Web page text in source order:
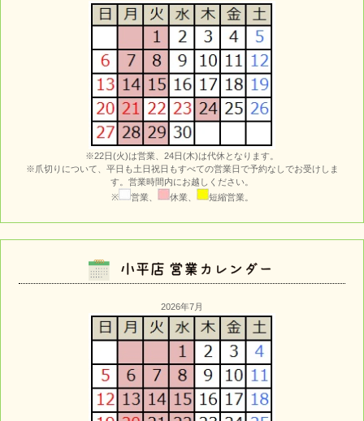
※22日(火)は営業、24日(木)は代休となります。
※爪切りについて、平日も土日祝日もすべての営業日で予約なしでお受けしま
す。営業時間内にお越しください。
※
営業、 休業、 短縮営業。
2026年7月